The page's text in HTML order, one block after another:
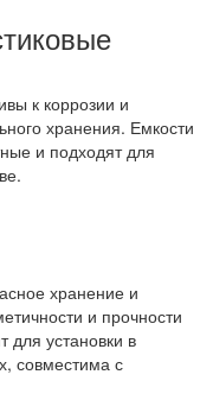
к коррозии и
хранения. Емкости
и подходят для
хранение и
и прочности
для установки в
совместима с